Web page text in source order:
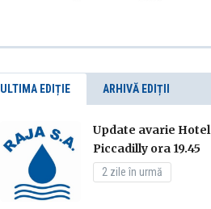
ULTIMA EDIȚIE ARHIVĂ EDIȚII
Update avarie Hotel
Piccadilly ora 19.45
2 zile în urmă